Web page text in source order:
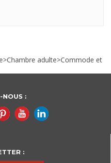
>Chambre adulte>Commode et
NOUS :
: